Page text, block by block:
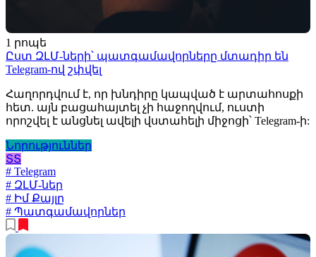
1 րոպե
Ըստ ԶԼՄ-ների՝ պատգամավորները մտադիր են
Telegram-ով շփվել
Հաղորդվում է, որ խնդիրը կապված է արտահոսքի
հետ. այն բացահայտել չի հաջողվում, ուստի
որոշվել է անցնել ավելի վստահելի միջոցի՝ Telegram-ի:
Նորություններ
ՏՏ
# Telegram
# ԶԼՄ-ներ
# Իմ Քայլը
# Պատգամավորներ